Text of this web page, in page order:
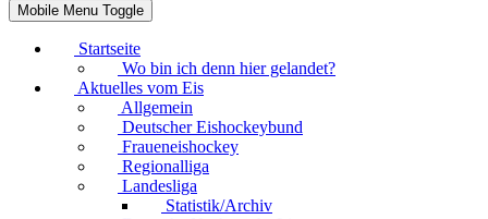
Mobile Menu Toggle
Startseite
Wo bin ich denn hier gelandet?
Aktuelles vom Eis
Allgemein
Deutscher Eishockeybund
Fraueneishockey
Regionalliga
Landesliga
Statistik/Archiv